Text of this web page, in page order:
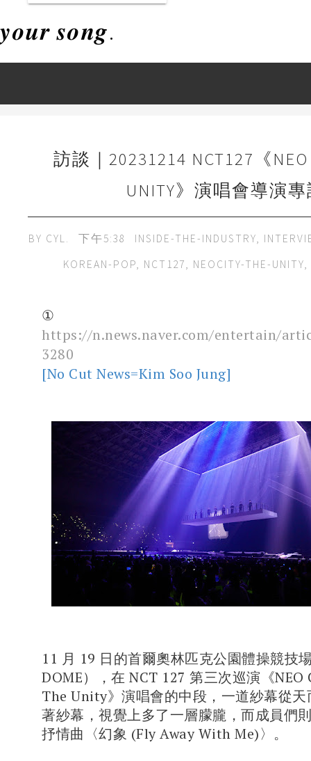
𝒚𝒐𝒖𝒓 𝒔𝒐𝒏𝒈.
訪談｜20231214 NCT127《NEO
UNITY》演唱會導演
BY CYL. 下午5:38 INSIDE-THE-INDUSTRY,
KOREAN-POP, NCT127, NEOCITY-THE-UNITY,
①
https://n.news.naver.com/entertain/
3280
[No Cut News=Kim Soo Jung]
11 月 19 日的首爾奧林匹克公園體操競技
DOME），在 NCT 127 第三次巡演《NEO
The Unity》演唱會的中段，一道紗幕從天
著紗幕，視覺上多了一層朦朧，而成員們
抒情曲〈幻象 (Fly Away With Me)〉。